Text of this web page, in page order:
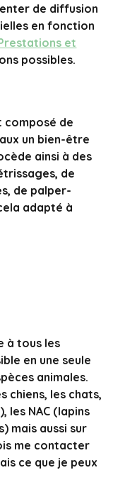
de diffusion
en fonction
et
possibles.
composé de
un bien-être
ainsi à des
de
de palper-
adapté à
à tous les
en une seule
animales.
chiens, les chats,
les NAC (lapins
mais aussi sur
me contacter
ce que je peux